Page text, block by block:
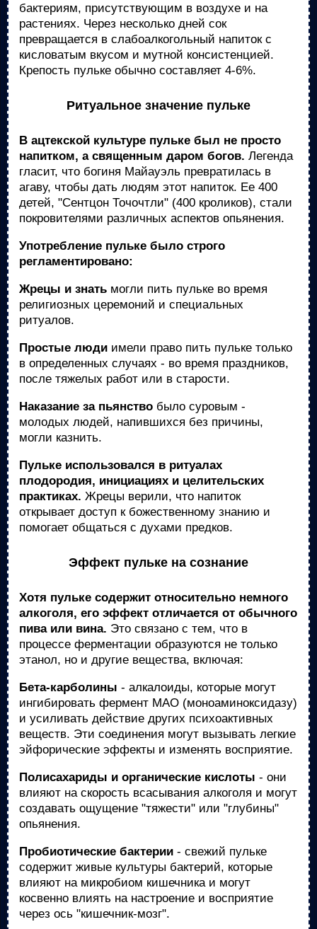
бактериям, присутствующим в воздухе и на
растениях. Через несколько дней сок
превращается в слабоалкогольный напиток с
кисловатым вкусом и мутной консистенцией.
Крепость пульке обычно составляет 4-6%.
Ритуальное значение пульке
В ацтекской культуре пульке был не просто
напитком, а священным даром богов. Легенда
гласит, что богиня Майауэль превратилась в
агаву, чтобы дать людям этот напиток. Ее 400
детей, "Сентцон Точочтли" (400 кроликов), стали
покровителями различных аспектов опьянения.
Употребление пульке было строго
регламентировано:
Жрецы и знать могли пить пульке во время
религиозных церемоний и специальных
ритуалов.
Простые люди имели право пить пульке только
в определенных случаях - во время праздников,
после тяжелых работ или в старости.
Наказание за пьянство было суровым -
молодых людей, напившихся без причины,
могли казнить.
Пульке использовался в ритуалах
плодородия, инициациях и целительских
практиках. Жрецы верили, что напиток
открывает доступ к божественному знанию и
помогает общаться с духами предков.
Эффект пульке на сознание
Хотя пульке содержит относительно немного
алкоголя, его эффект отличается от обычного
пива или вина. Это связано с тем, что в
процессе ферментации образуются не только
этанол, но и другие вещества, включая:
Бета-карболины - алкалоиды, которые могут
ингибировать фермент МАО (моноаминоксидазу)
и усиливать действие других психоактивных
веществ. Эти соединения могут вызывать легкие
эйфорические эффекты и изменять восприятие.
Полисахариды и органические кислоты - они
влияют на скорость всасывания алкоголя и могут
создавать ощущение "тяжести" или "глубины"
опьянения.
Пробиотические бактерии - свежий пульке
содержит живые культуры бактерий, которые
влияют на микробиом кишечника и могут
косвенно влиять на настроение и восприятие
через ось "кишечник-мозг".